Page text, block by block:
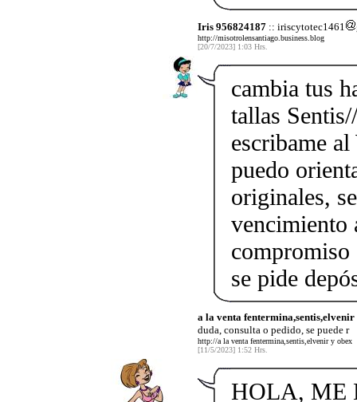
Iris 956824187:: iriscytotec1461
http://misotrolensantiago.business.blog
[20/7/2023] 1:03 Hrs.
cambia tus
tallas
escribame
puedo
originales,
vencimiento
compromiso
se pide
a la venta
duda, consulta o pedido, se puede r
http://a la venta fentermina,sentis,elvenir y obex
[11/5/2023] 1:52 Hrs.
HOLA, ME